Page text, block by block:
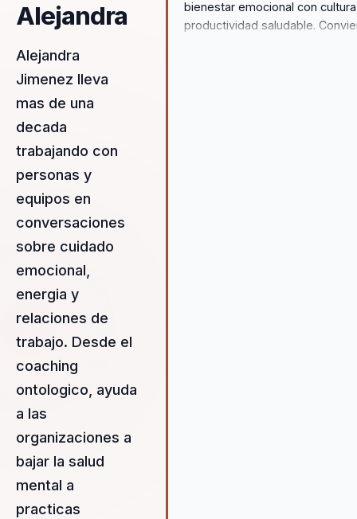
Alejandra
Alejandra
Jimenez lleva
mas de una
decada
trabajando con
personas y
equipos en
conversaciones
sobre cuidado
emocional,
energia y
relaciones de
trabajo. Desde el
coaching
ontologico, ayuda
a las
organizaciones a
bajar la salud
mental a
practicas
bienestar emocional con
productividad saludable.